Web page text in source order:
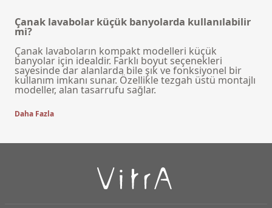
Çanak lavabolar küçük banyolarda kullanılabilir
mi?
Çanak lavaboların kompakt modelleri küçük
banyolar için idealdir. Farklı boyut seçenekleri
sayesinde dar alanlarda bile şık ve fonksiyonel bir
kullanım imkanı sunar. Özellikle tezgah üstü montajlı
modeller, alan tasarrufu sağlar.
Daha Fazla